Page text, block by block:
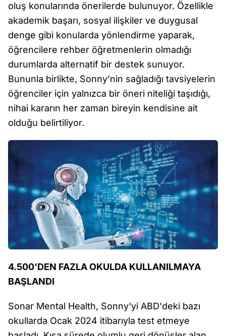
oluş konularında önerilerde bulunuyor. Özellikle
akademik başarı, sosyal ilişkiler ve duygusal
denge gibi konularda yönlendirme yaparak,
öğrencilere rehber öğretmenlerin olmadığı
durumlarda alternatif bir destek sunuyor.
Bununla birlikte, Sonny’nin sağladığı tavsiyelerin
öğrenciler için yalnızca bir öneri niteliği taşıdığı,
nihai kararın her zaman bireyin kendisine ait
olduğu belirtiliyor.
4.500'DEN FAZLA OKULDA KULLANILMAYA
BAŞLANDI
Sonar Mental Health, Sonny'yi ABD'deki bazı
okullarda Ocak 2024 itibarıyla test etmeye